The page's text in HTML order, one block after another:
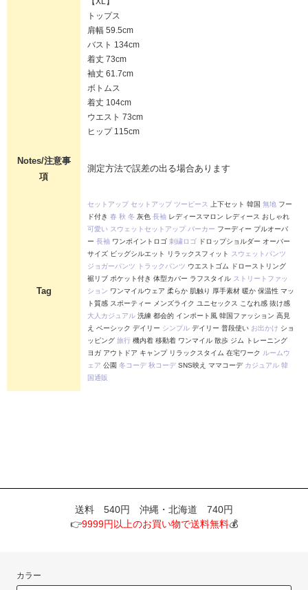
トップス
肩幅 59.5cm
バスト 134cm
着丈 73cm
袖丈 61.7cm
ボトムス
着丈 104cm
ウエスト 73cm
ヒップ 115cm
Notes/注意事
項
測定方法で誤差の出る場合あります
Tag
セットアップ セットアップ ツーピース 上下セット 韓国 無地 フー
ド付き 春 秋 冬 灰色 長袖 レディースマロン レディース おしゃれ
可愛い スウェットセットアップ パーカー フーディー プルオーバ
ー 長袖 ワンポイントロゴ 刺繍ロゴ ドロップショルダー オーバー
サイズ ビッグシルエット リラックスフィット スウェットパンツ
ジョガーパンツ
トラックパンツ ウエストゴム ドローストリング
裾リブ ポケット付き 体型カバー ラフスタイル ストリートファッ
ション ワンマイルウェア 柔らか 肌触り 厚手素材 暖か 保温性 マッ
ト質感 スポーティー メンズライク ユニセックス こなれ感 抜け感
大人カジュアル 洗練 都会的 インポート風 韓国ファッション 高見
え ベーシック デイリー シンプル デイリー 普段使い お出かけ ショ
ッピング 旅行 機内着 移動着 ワンマイル 散歩 ジム トレーニング
ヨガ アウトドア キャンプ リラックスタイム 在宅ワーク ルームウ
ェア 公園 冬コーデ 秋コーデ SNS映え ママコーデ カジュアル 韓
国通販
送料 540円 沖縄・北海道 740円
👉9999円以上のお買い物で送料無料💰
カラー